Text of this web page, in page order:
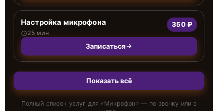
Настройка микрофона
25 мин
350 ₽
Записаться
Показать всё
Полный список услуг для «Микрофон» — по звонку или в